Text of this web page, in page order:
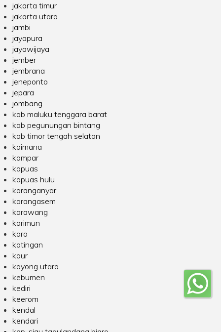
jakarta timur
jakarta utara
jambi
jayapura
jayawijaya
jember
jembrana
jeneponto
jepara
jombang
kab maluku tenggara barat
kab pegunungan bintang
kab timor tengah selatan
kaimana
kampar
kapuas
kapuas hulu
karanganyar
karangasem
karawang
karimun
karo
katingan
kaur
kayong utara
kebumen
kediri
keerom
kendal
kendari